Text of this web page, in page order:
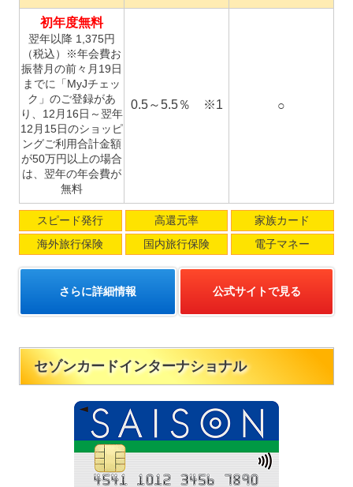
初年度無料
翌年以降 1,375円
（税込）※年会費お
振替月の前々月19日
までに「MyJチェッ
ク」のご登録があ
り、12月16日～翌年
12月15日のショッピ
ングご利用合計金額
が50万円以上の場合
は、翌年の年会費が
無料
0.5～5.5％ ※1 ○
スピード発行 高還元率
家族カード
海外旅行保険
国内旅行保険 電子マネー
さらに詳細情報 公式サイトで見る
セゾンカードインターナショナル